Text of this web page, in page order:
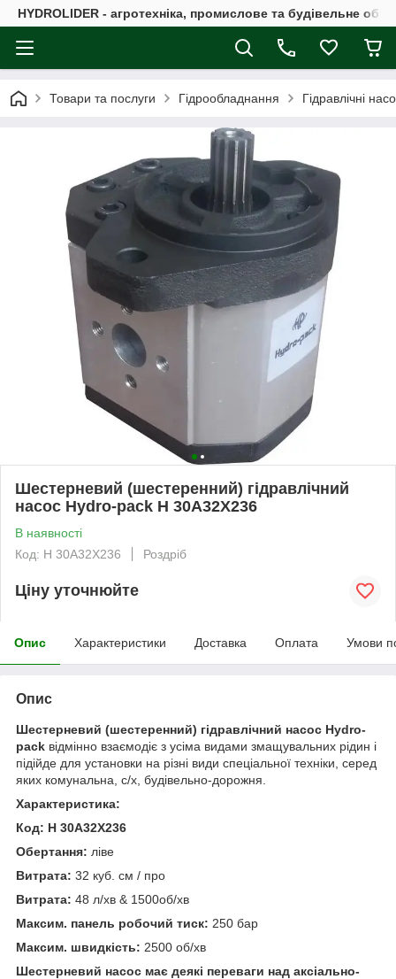
HYDROLIDER - агротехніка, промислове та будівельне
Товари та послуги Гідрообладнання Гідравлічні
Шестерневий (шестеренний) гідравлічний
насос Hydro-pack H 30A32X236
В наявності
Код: H 30A32X236
Роздріб
Ціну уточнюйте
Опис Характеристики Доставка Оплата Умови
Опис
Шестерневий (шестеренний) гідравлічний насос Hydro-
pack відмінно взаємодіє з усіма видами змащувальних рідин і
підійде для установки на різні види спеціальної техніки, серед
яких комунальна, с/х, будівельно-дорожня.
Характеристика:
Код: H 30A32X236
Обертання: ліве
Витрата: 32 куб. см / про
Витрата: 48 л/хв & 1500об/хв
Максим. панель робочий тиск: 250 бар
Максим. швидкість: 2500 об/хв
Шестерневий насос має деякі переваги над аксіально-